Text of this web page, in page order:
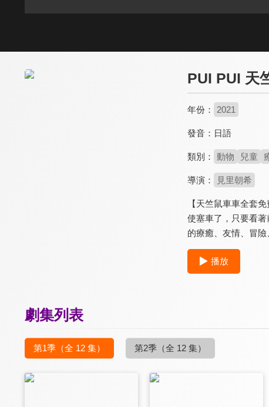
PUI PUI 天
年份： 2021
發音： 日語
類別： 動物 兒童
導演： 見里朝希
【天竺鼠車車全套
使塞車了，只要看
的療癒、友情、冒
播放
劇集列表
第1季 （全 12 集） 第2季 （全 12 集）